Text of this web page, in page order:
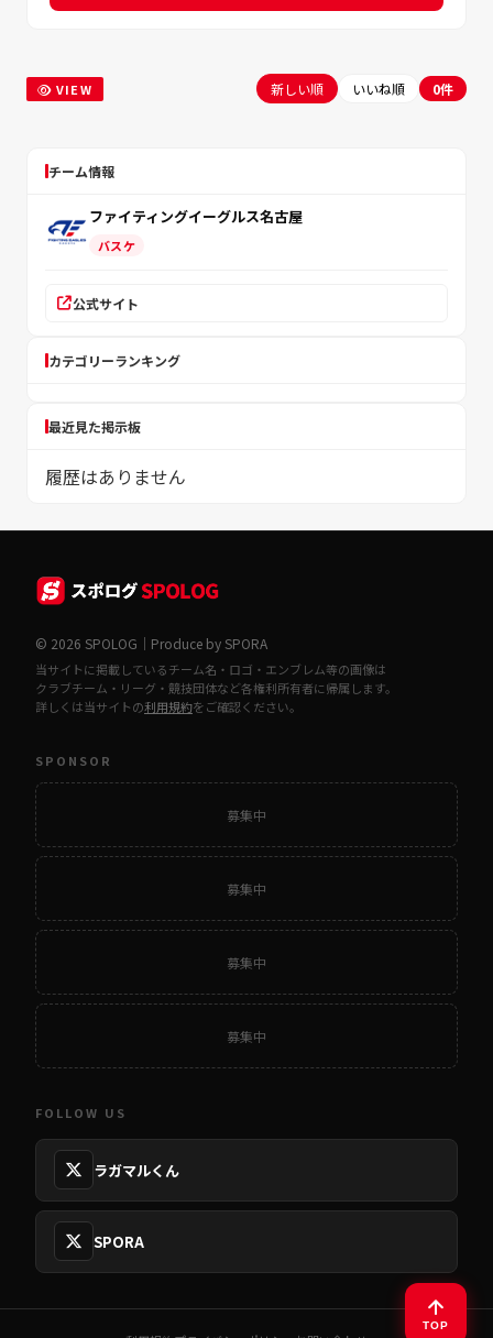
VIEW 新しい順 いいね順 0件
チーム情報
ファイティングイーグルス名古屋
バスケ
公式サイト
カテゴリーランキング
最近見た掲示板
履歴はありません
© 2026 SPOLOG｜Produce by SPORA
当サイトに掲載しているチーム名・ロゴ・エンブレム等の画像は
クラブチーム・リーグ・競技団体など各権利所有者に帰属します。
詳しくは当サイトの利用規約をご確認ください。
SPONSOR
募集中
募集中
募集中
募集中
FOLLOW US
ラガマルくん
SPORA
TOP